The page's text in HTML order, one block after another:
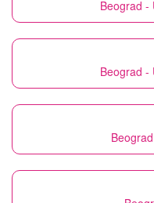
Beograd -
Beograd -